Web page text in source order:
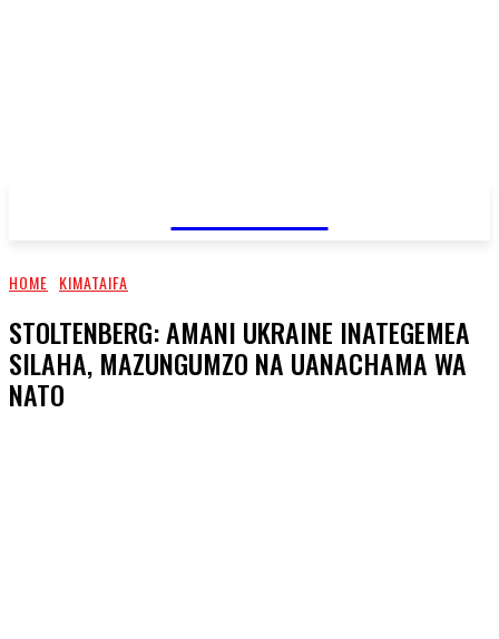
HOME KIMATAIFA
STOLTENBERG: AMANI UKRAINE INATEGEMEA
SILAHA, MAZUNGUMZO NA UANACHAMA WA
NATO